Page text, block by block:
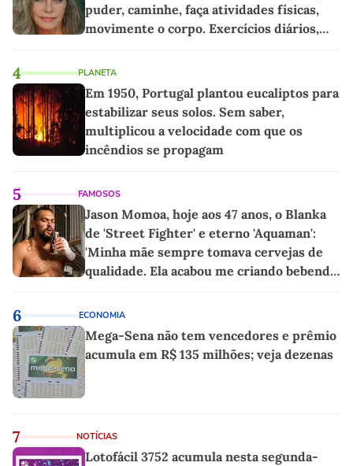
puder, caminhe, faça atividades físicas,
movimente o corpo. Exercícios diários,
4 PLANETA
Em 1950, Portugal plantou eucaliptos para
estabilizar seus solos. Sem saber,
multiplicou a velocidade com que os
incêndios se propagam
5 FAMOSOS
Jason Momoa, hoje aos 47 anos, o Blanka
de 'Street Fighter' e eterno 'Aquaman':
'Minha mãe sempre tomava cervejas de
qualidade. Ela acabou me criando bebendo
6 ECONOMIA
Mega-Sena não tem vencedores e prêmio
acumula em R$ 135 milhões; veja dezenas
7 NOTÍCIAS
Lotofácil 3752 acumula nesta segunda-